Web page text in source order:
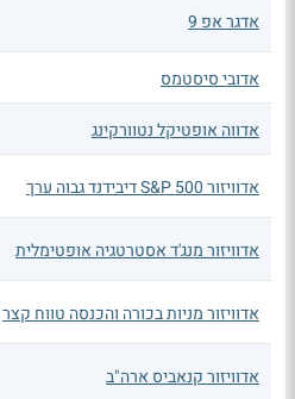
אדגר אפ 9
אדובי סיסטמס
אדווה אופטיקל נטוורקינג
אדוויזור S&P 500 דיבידנד גבוה ערך
אדוויזור מנג'ד אסטרטגיה אופטימלית
אדוויזור מניות בכורה והכנסה טווח קצר
אדוויזור קנאביס ארה"ב